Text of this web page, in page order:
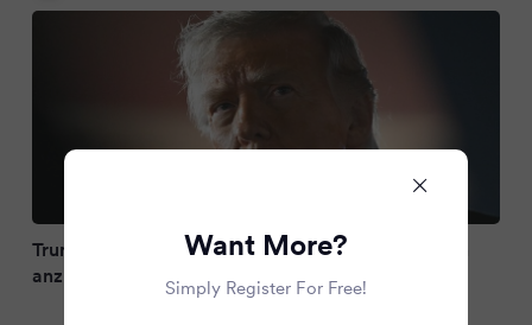
Trump: Bin kurz davor, neue Angriffe auf den Iran
anzuordnen
Want More?
Simply Register For Free!